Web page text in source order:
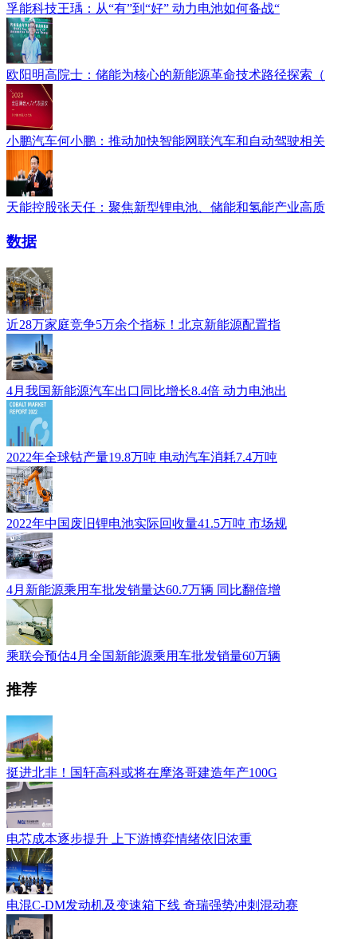
孚能科技王瑀：从“有”到“好” 动力电池如何备战“
欧阳明高院士：储能为核心的新能源革命技术路径探索（
小鹏汽车何小鹏：推动加快智能网联汽车和自动驾驶相关
天能控股张天任：聚焦新型锂电池、储能和氢能产业高质
数据
近28万家庭竞争5万余个指标！北京新能源配置指
4月我国新能源汽车出口同比增长8.4倍 动力电池出
2022年全球钴产量19.8万吨 电动汽车消耗7.4万吨
2022年中国废旧锂电池实际回收量41.5万吨 市场规
4月新能源乘用车批发销量达60.7万辆 同比翻倍增
乘联会预估4月全国新能源乘用车批发销量60万辆
推荐
挺进北非！国轩高科或将在摩洛哥建造年产100G
电芯成本逐步提升 上下游博弈情绪依旧浓重
电混C-DM发动机及变速箱下线 奇瑞强势冲刺混动赛